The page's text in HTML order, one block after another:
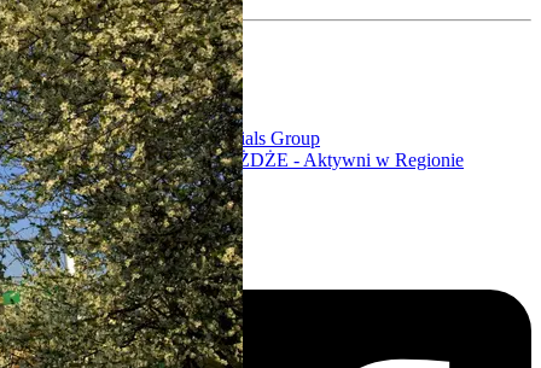
Column 1
Ochrona danych
Polityka cookies
Column 2
Heidelberg Materials Group
Fundacja GÓRAŻDŻE - Aktywni w Regionie
Column 3
Kontakt
Follow us on